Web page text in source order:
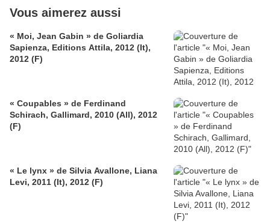
Vous aimerez aussi
« Moi, Jean Gabin » de Goliardia
Sapienza, Editions Attila, 2012 (It),
2012 (F)
« Coupables » de Ferdinand
Schirach, Gallimard, 2010 (All), 2012
(F)
« Le lynx » de Silvia Avallone, Liana
Levi, 2011 (It), 2012 (F)